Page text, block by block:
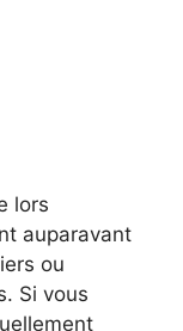
lors
auparavant
ou
Si vous